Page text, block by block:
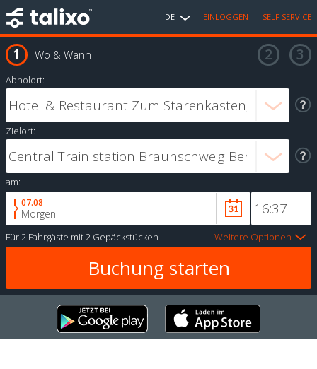
DE EINLOGGEN SELF SERVICE
Wo & Wann
Abholort:
Zielort:
am:
07.08
Morgen
Für2 Fahrgäste mit2 Gepäckstücken Weitere Optionen